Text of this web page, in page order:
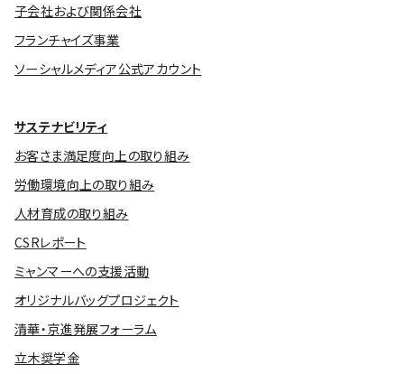
子会社および関係会社
フランチャイズ事業
ソーシャルメディア公式アカウント
サステナビリティ
お客さま満足度向上の取り組み
労働環境向上の取り組み
人材育成の取り組み
CSRレポート
ミャンマーへの支援活動
オリジナルバッグプロジェクト
清華・京進発展フォーラム
立木奨学金